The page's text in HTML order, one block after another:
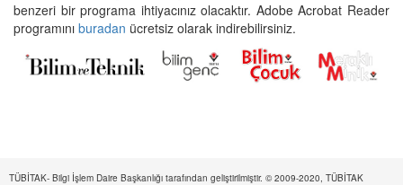
benzeri bir programa ihtiyacınız olacaktır. Adobe Acrobat Reader
programını buradan ücretsiz olarak indirebilirsiniz.
TÜBİTAK- Bilgi İşlem Daire Başkanlığı tarafından geliştirilmiştir. © 2009-2020, TÜBİTAK